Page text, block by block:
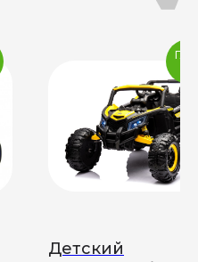
Детский